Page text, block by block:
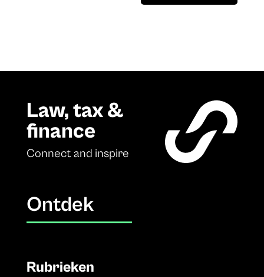
Law, tax &
finance
Connect and inspire
Ontdek
Rubrieken